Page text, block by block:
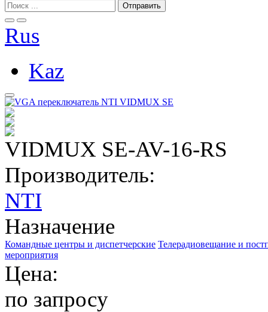
Rus
Kaz
VIDMUX SE-AV-16-RS
Производитель:
NTI
Назначение
Командные центры и диспетчерские Телерадиовещание и
мероприятия
Цена:
по запросу